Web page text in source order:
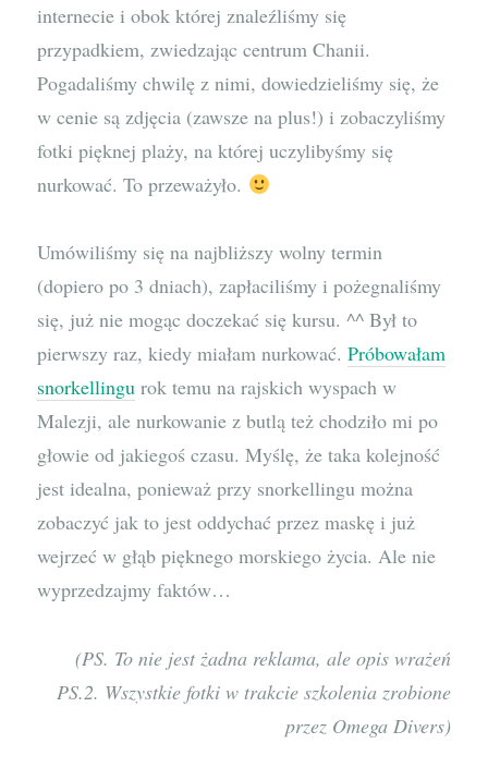
internecie i obok której znaleźliśmy się
przypadkiem, zwiedzając centrum Chanii.
Pogadaliśmy chwilę z nimi, dowiedzieliśmy się, że
w cenie są zdjęcia (zawsze na plus!) i zobaczyliśmy
fotki pięknej plaży, na której uczylibyśmy się
nurkować. To przeważyło.
Umówiliśmy się na najbliższy wolny termin
(dopiero po 3 dniach), zapłaciliśmy i pożegnaliśmy
się, już nie mogąc doczekać się kursu. ^^ Był to
pierwszy raz, kiedy miałam nurkować.Próbowałam
snorkellingu rok temu na rajskich wyspach w
Malezji, ale nurkowanie z butlą też chodziło mi po
głowie od jakiegoś czasu. Myślę, że taka kolejność
jest idealna, ponieważ przy snorkellingu można
zobaczyć jak to jest oddychać przez maskę i już
wejrzeć w głąb pięknego morskiego życia. Ale nie
wyprzedzajmy faktów…
(PS. To nie jest żadna reklama, ale opis wrażeń
PS.2. Wszystkie fotki w trakcie szkolenia zrobione
przez Omega Divers)